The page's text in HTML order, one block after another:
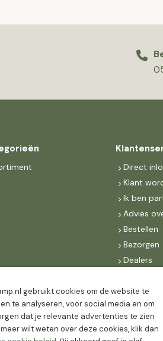
Direct
Klant
Ik ben
Advies
Bestellen
Bezorgen
Dealers
IncoNed
FAQ
gebruikt cookies om de website te
te analyseren, voor social media en om
dat je relevante advertenties te zien
wilt weten over deze cookies, klik dan